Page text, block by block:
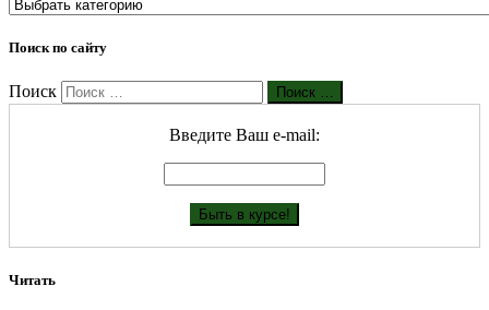
Поиск по сайту
Поиск Поиск …
Введите Ваш е-mail:
Читать